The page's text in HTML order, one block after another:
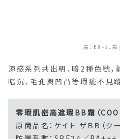
左：EX-1、
涼感系列共出明、暗2種色號
暗沉、毛孔與凹凸等瑕疵不見蹤
零瑕肌密高遮瑕BB霜（
原商品名：ケイト ザＢＢ（ク